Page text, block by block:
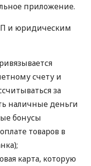
приложение.
и юридическим
счету и
за
наличные деньги
бонусы
товаров в
карта, которую